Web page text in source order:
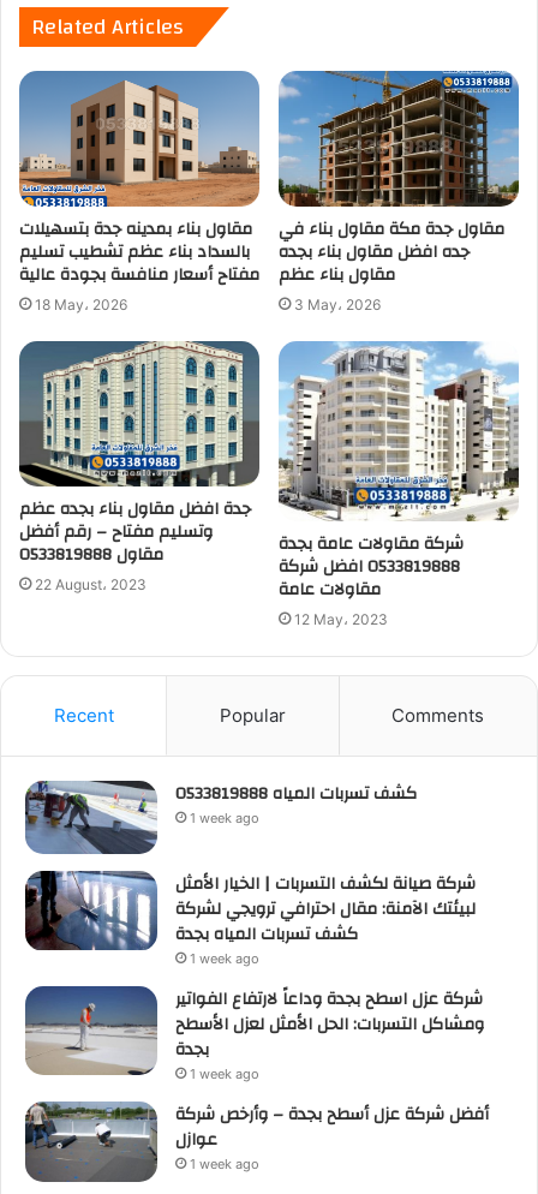
Related Articles
مقاول بناء بمدينه جدة بتسهيلات
بالسداد بناء عظم تشطيب تسليم
مفتاح أسعار منافسة بجودة عالية
18 May، 2026
مقاول جدة مكة مقاول بناء في
جده افضل مقاول بناء بجده
مقاول بناء عظم
3 May، 2026
جدة افضل مقاول بناء بجده عظم
وتسليم مفتاح – رقم أفضل
مقاول 0533819888
22 August، 2023
شركة مقاولات عامة بجدة
0533819888 افضل شركة
مقاولات عامة
12 May، 2023
Recent Popular Comments
كشف تسربات المياه 0533819888
1 week ago
شركة صيانة لكشف التسربات | الخيار الأمثل
لبيئتك الآمنة: مقال احترافي ترويجي لشركة
كشف تسربات المياه بجدة
1 week ago
شركة عزل اسطح بجدة وداعاً لارتفاع الفواتير
ومشاكل التسربات: الحل الأمثل لعزل الأسطح
بجدة
1 week ago
أفضل شركة عزل أسطح بجدة – وأرخص شركة
عوازل
1 week ago